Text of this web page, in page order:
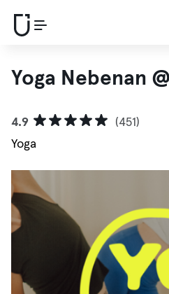
Yoga Nebenan
4.9
(451)
Yoga